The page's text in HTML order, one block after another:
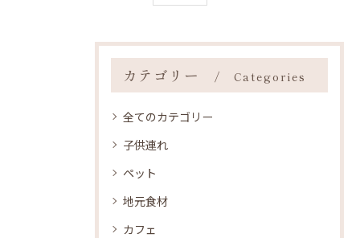
カテゴリー Categories
全てのカテゴリー
子供連れ
ペット
地元食材
カフェ